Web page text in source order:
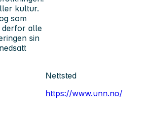
kultur.
som
derfor alle
sin
Nettsted
https://www.unn.no/